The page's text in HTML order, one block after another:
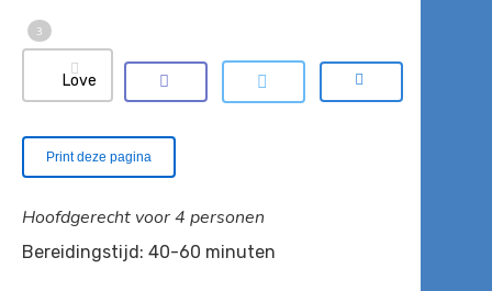
Love
3
Print deze pagina
Hoofdgerecht voor 4 personen
Bereidingstijd: 40-60 minuten